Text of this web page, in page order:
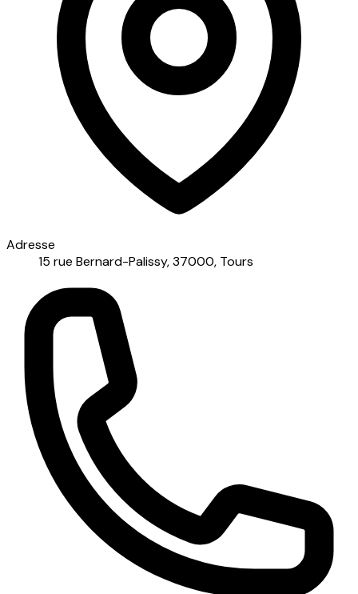
Adresse
15 rue Bernard-Palissy, 37000, Tours